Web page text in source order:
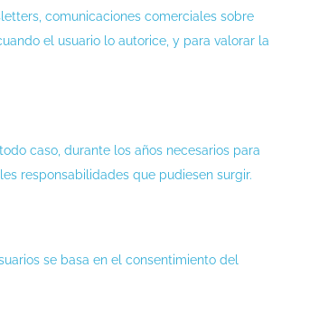
comunicaciones comerciales sobre
el usuario lo autorice, y para valorar la
caso, durante los años necesarios para
responsabilidades que pudiesen surgir.
se basa en el consentimiento del